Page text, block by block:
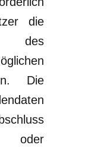
die
des
Die
oder